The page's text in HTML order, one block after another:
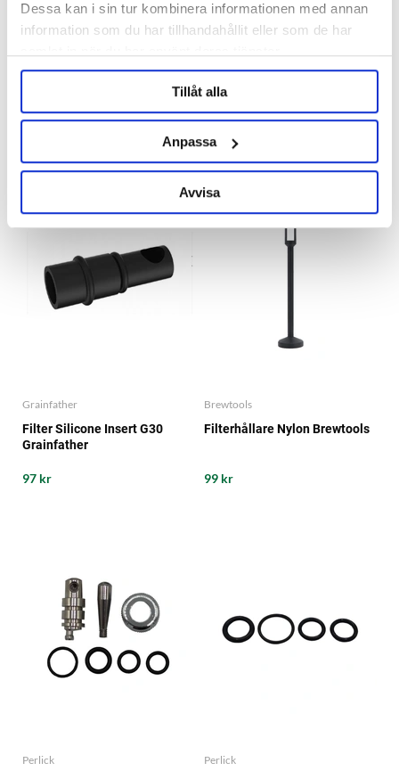
Dessa kan i sin tur kombinera informationen med annan
information som du har tillhandahållit eller som de har
Tillåt alla
Anpassa
Avvisa
Filter G30 Grainfather
279 kr
Filter Silicone Cap G30
Grainfather
89 kr
Grainfather
Filter Silicone Insert G30
Grainfather
97 kr
Brewtools
Filterhållare Nylon Brewtools
99 kr
Perlick Perlick